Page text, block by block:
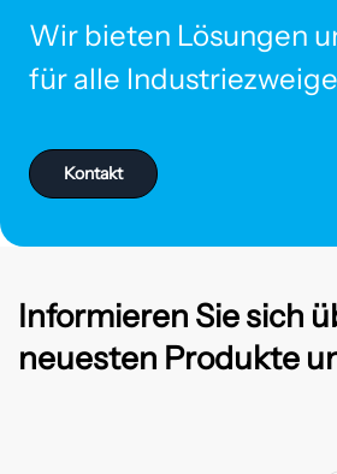
Wir bieten Lösungen
für alle Industriezweige
Kontakt
Informieren Sie sich
neuesten Produkte